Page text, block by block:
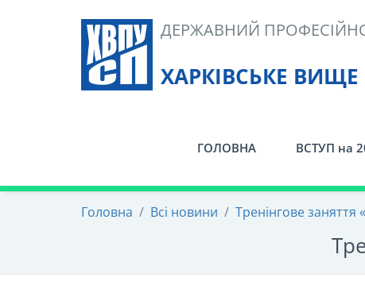
ХАРКІВСЬКЕ
ДЕРЖАВНИЙ
ГОЛОВНА ВСТУП на
Головна / Всі новини / Тренінгове